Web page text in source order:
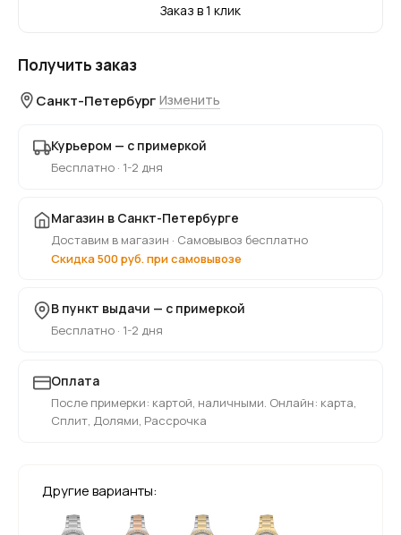
Заказ в 1 клик
Получить заказ
Санкт-Петербург Изменить
Курьером — с примеркой
Бесплатно · 1-2 дня
Магазин в Санкт-Петербурге
Доставим в магазин · Самовывоз бесплатно
Скидка 500 руб. при самовывозе
В пункт выдачи — с примеркой
Бесплатно · 1-2 дня
Оплата
После примерки: картой, наличными. Онлайн: карта,
Сплит, Долями, Рассрочка
Другие варианты: